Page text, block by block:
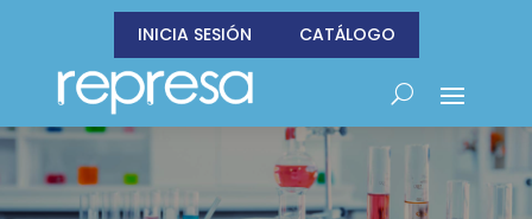
INICIA SESIÓN CATÁLOGO